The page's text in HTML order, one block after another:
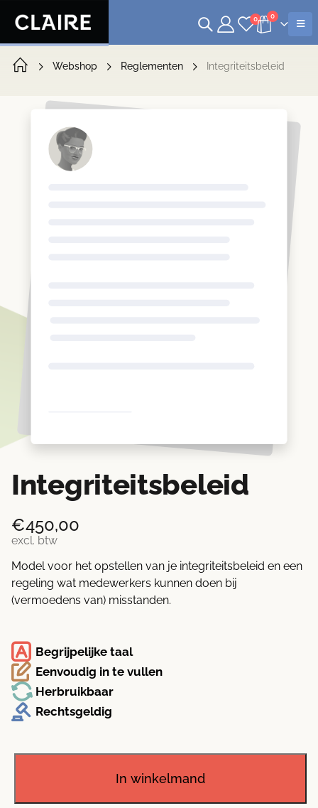
0 0
Webshop Reglementen Integriteitsbeleid
€450,00
excl. btw
Integriteitsbeleid
Model voor het opstellen van je integriteitsbeleid en een
regeling wat medewerkers kunnen doen bij
(vermoedens van) misstanden.
Begrijpelijke taal
Eenvoudig in te vullen
Herbruikbaar
Rechtsgeldig
Integriteitsbeleid
In winkelmand